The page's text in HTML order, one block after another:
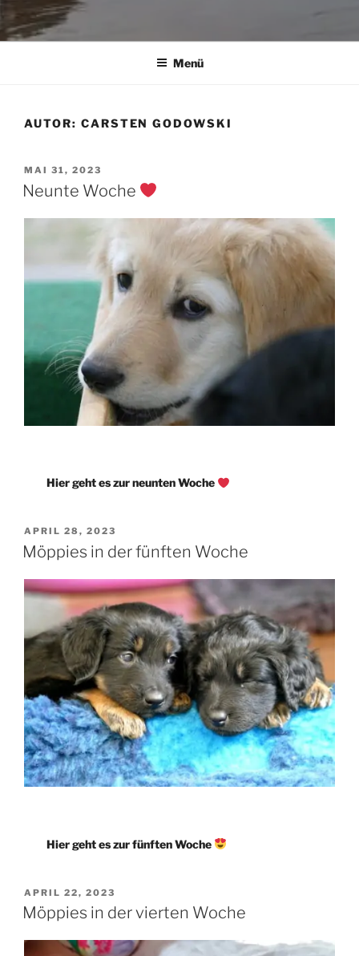
Menü
AUTOR: CARSTEN GODOWSKI
VERÖFFENTLICHT
AM
MAI 31, 2023
Neunte Woche
Hier geht es zur neunten Woche
VERÖFFENTLICHT
AM
APRIL 28, 2023
Möppies in der fünften Woche
Hier geht es zur fünften Woche
VERÖFFENTLICHT
AM
APRIL 22, 2023
Möppies in der vierten Woche